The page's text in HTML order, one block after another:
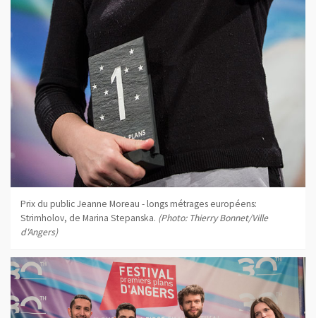
Prix du public Jeanne Moreau - longs métrages européens:
Strimholov, de Marina Stepanska. (Photo: Thierry Bonnet/Ville
d'Angers)